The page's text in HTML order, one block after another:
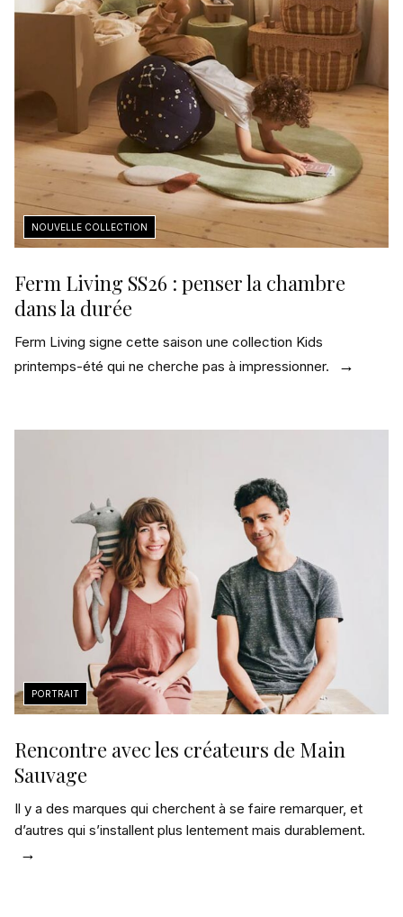
Ferm Living SS26 : penser la chambre
dans la durée
Ferm Living signe cette saison une collection Kids
printemps-été qui ne cherche pas à impressionner.
Rencontre avec les créateurs de Main
Sauvage
Il y a des marques qui cherchent à se faire remarquer, et
d’autres qui s’installent plus lentement mais durablement.